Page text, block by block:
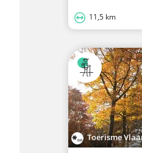
11,5 km
Toerisme